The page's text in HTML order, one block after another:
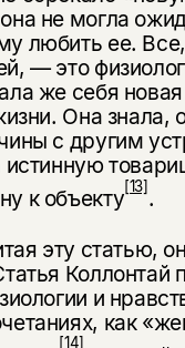
не могла
любить ее.
— это
же себя
Она знала,
с другим
к объекту[13].
эту статью,
Коллонтай
и
как
[14]